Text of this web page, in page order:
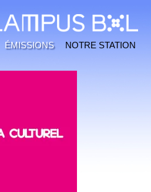
Émissions Notre station